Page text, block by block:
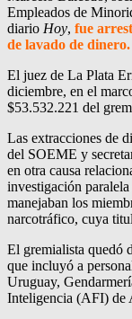
Empleados de
diario Hoy, fue
de lavado de dinero.
El juez de La Plata
diciembre, en el
$53.532.221 del
Las extracciones de
del SOEME y
en otra causa
investigación paralela
manejaban los
narcotráfico, cuya
El gremialista quedó
que incluyó a
Uruguay,
Inteligencia (AFI) de